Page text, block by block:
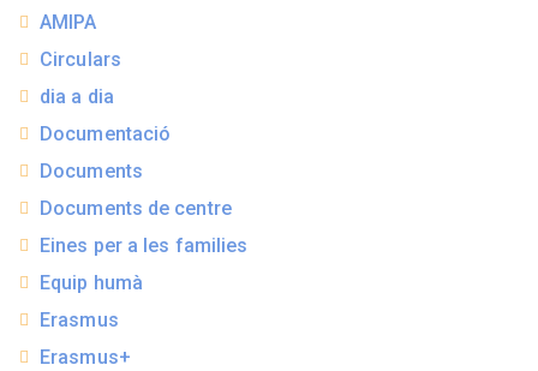
AMIPA
Circulars
dia a dia
Documentació
Documents
Documents de centre
Eines per a les families
Equip humà
Erasmus
Erasmus+